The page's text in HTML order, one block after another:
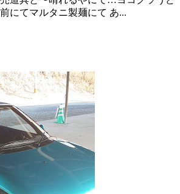
にてマルタニ製麺にて あ...